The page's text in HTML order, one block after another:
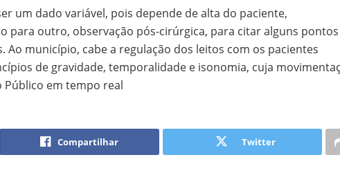
um dado variável, pois depende de alta do paciente,
para outro, observação pós-cirúrgica, para citar alguns
Ao município, cabe a regulação dos leitos com os pacientes
de gravidade, temporalidade e isonomia, cuja
em tempo real
Compartilhar Twitter